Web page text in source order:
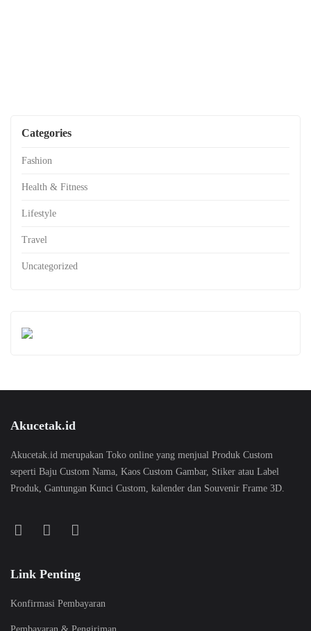
Categories
Fashion
Health & Fitness
Lifestyle
Travel
Uncategorized
Akucetak.id
Akucetak.id merupakan Toko online yang menjual Produk Custom
seperti Baju Custom Nama, Kaos Custom Gambar, Stiker atau Label
Produk, Gantungan Kunci Custom, kalender dan Souvenir Frame 3D.
Link Penting
Konfirmasi Pembayaran